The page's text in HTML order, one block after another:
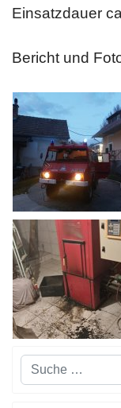
Einsatzdauer
Bericht und
Suchen